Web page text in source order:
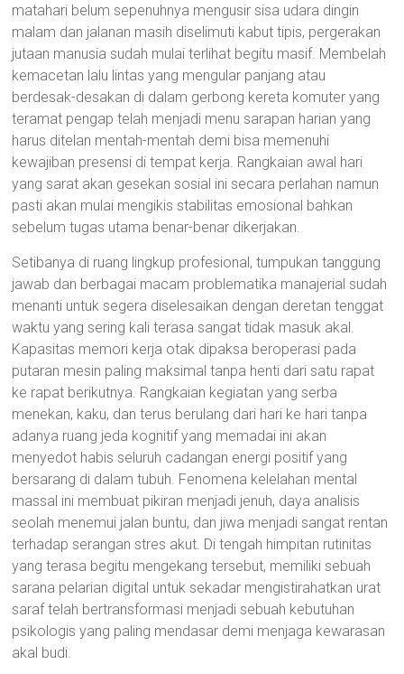
matahari belum sepenuhnya mengusir sisa udara dingin
malam dan jalanan masih diselimuti kabut tipis, pergerakan
jutaan manusia sudah mulai terlihat begitu masif. Membelah
kemacetan lalu lintas yang mengular panjang atau
berdesak-desakan di dalam gerbong kereta komuter yang
teramat pengap telah menjadi menu sarapan harian yang
harus ditelan mentah-mentah demi bisa memenuhi
kewajiban presensi di tempat kerja. Rangkaian awal hari
yang sarat akan gesekan sosial ini secara perlahan namun
pasti akan mulai mengikis stabilitas emosional bahkan
sebelum tugas utama benar-benar dikerjakan.
Setibanya di ruang lingkup profesional, tumpukan tanggung
jawab dan berbagai macam problematika manajerial sudah
menanti untuk segera diselesaikan dengan deretan tenggat
waktu yang sering kali terasa sangat tidak masuk akal.
Kapasitas memori kerja otak dipaksa beroperasi pada
putaran mesin paling maksimal tanpa henti dari satu rapat
ke rapat berikutnya. Rangkaian kegiatan yang serba
menekan, kaku, dan terus berulang dari hari ke hari tanpa
adanya ruang jeda kognitif yang memadai ini akan
menyedot habis seluruh cadangan energi positif yang
bersarang di dalam tubuh. Fenomena kelelahan mental
massal ini membuat pikiran menjadi jenuh, daya analisis
seolah menemui jalan buntu, dan jiwa menjadi sangat rentan
terhadap serangan stres akut. Di tengah himpitan rutinitas
yang terasa begitu mengekang tersebut, memiliki sebuah
sarana pelarian digital untuk sekadar mengistirahatkan urat
saraf telah bertransformasi menjadi sebuah kebutuhan
psikologis yang paling mendasar demi menjaga kewarasan
akal budi.